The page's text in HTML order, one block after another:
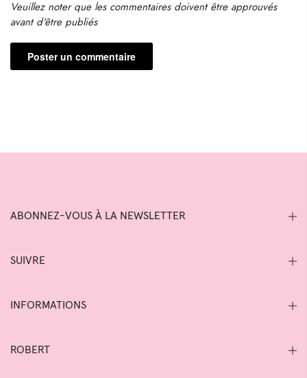
Veuillez noter que les commentaires doivent être approuvés
avant d'être publiés
ABONNEZ-VOUS À LA NEWSLETTER
SUIVRE
INFORMATIONS
ROBERT